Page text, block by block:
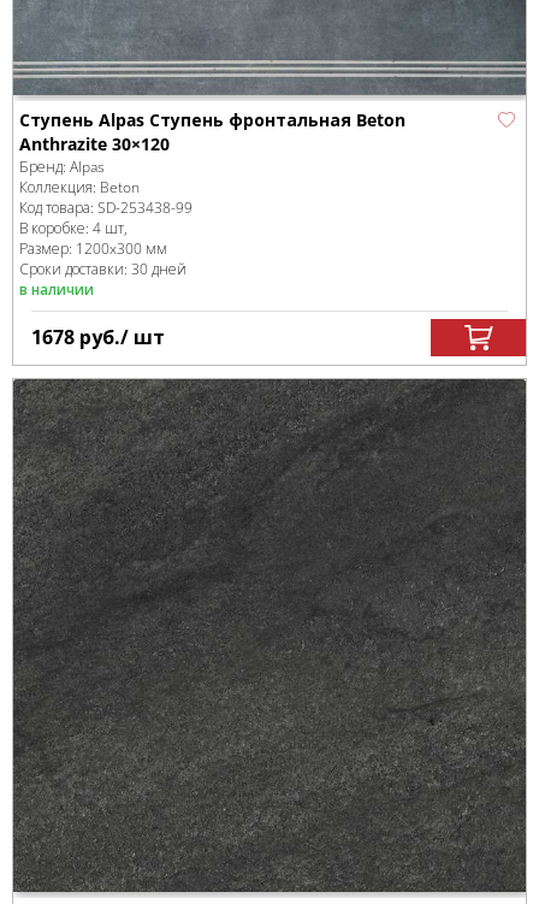
Ступень Alpas Ступень фронтальная Beton
Anthrazite 30×120
Бренд: Alpas
Коллекция: Beton
Код товара: SD-253438-99
В коробке: 4 шт,
Размер: 1200x300 мм
Сроки доставки: 30 дней
в наличии
1678 руб./ шт